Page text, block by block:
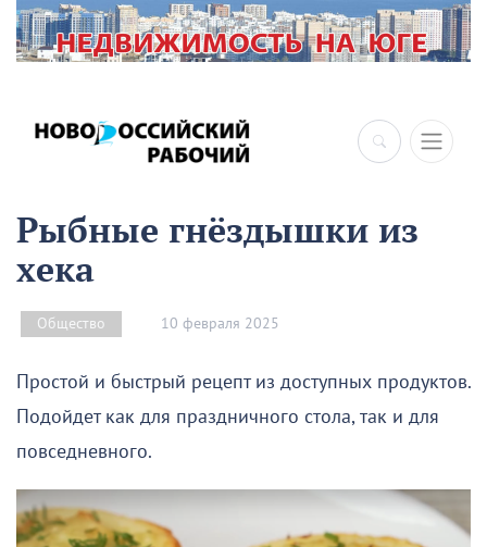
×
Рыбные гнёздышки из
хека
Общество 10 февраля 2025
Простой и быстрый рецепт из доступных продуктов.
Подойдет как для праздничного стола, так и для
повседневного.